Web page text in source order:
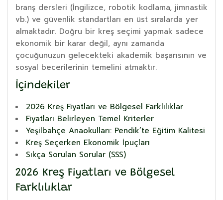
branş dersleri (İngilizce, robotik kodlama, jimnastik
vb.) ve güvenlik standartları en üst sıralarda yer
almaktadır. Doğru bir kreş seçimi yapmak sadece
ekonomik bir karar değil, aynı zamanda
çocuğunuzun gelecekteki akademik başarısının ve
sosyal becerilerinin temelini atmaktır.
İçindekiler
2026 Kreş Fiyatları ve Bölgesel Farklılıklar
Fiyatları Belirleyen Temel Kriterler
Yeşilbahçe Anaokulları: Pendik’te Eğitim Kalitesi
Kreş Seçerken Ekonomik İpuçları
Sıkça Sorulan Sorular (SSS)
2026 Kreş Fiyatları ve Bölgesel
Farklılıklar